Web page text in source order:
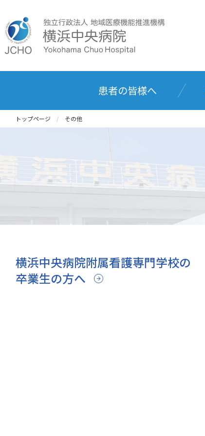
患者の皆様へ
トップページ その他
横浜中央病院附属看護専門学校の
卒業生の方へ